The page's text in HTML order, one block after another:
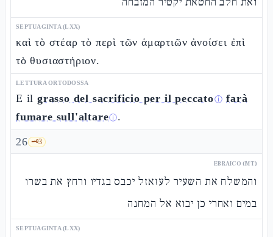
SEPTUAGINTA (LXX)
καὶ τὸ στέαρ τὸ περὶ τῶν ἁμαρτιῶν ἀνοίσει ἐπὶ
τὸ θυσιαστήριον.
LETTURA ORTODOSSA
E il grasso del sacrificio per il peccatoⓘ farà
fumare sull'altareⓘ.
26 🗝️3
EBRAICO (MT)
והמשלח את השעיר לעזאזל יכבס בגדיו ורחץ את בשרו
במים ואחרי כן יבוא אל המחנה
SEPTUAGINTA (LXX)